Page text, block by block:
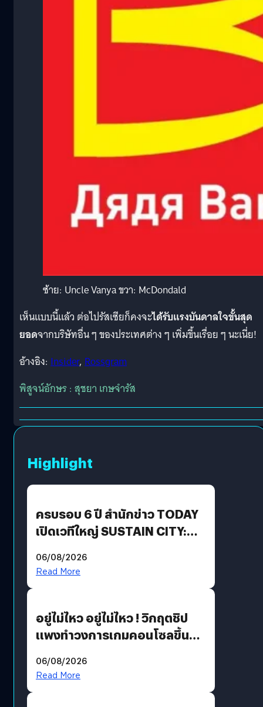
ซ้าย: Uncle Vanya ขวา: McDondald
เห็นแบบนี้แล้ว ต่อไปรัสเซียก็คงจะได้รับแรงบันดาลใจขั้นสุด
ยอดจากบริษัทอื่น ๆ ของประเทศต่าง ๆ เพิ่มขึ้นเรื่อย ๆ นะเนี่ย!
อ้างอิง: Insider, Rossgram
พิสูจน์อักษร : สุชยา เกษจำรัส
Highlight
ครบรอบ 6 ปี สำนักข่าว TODAY
เปิดเวทีใหญ่ SUSTAIN CITY:
แนวทางปรับตัวสู่เศรษฐกิจสี
06/08/2026
Read More
อยู่ไม่ไหว อยู่ไม่ไหว ! วิกฤตชิป
แพงทำวงการเกมคอนโซลขึ้น
?
06/08/2026
Read More